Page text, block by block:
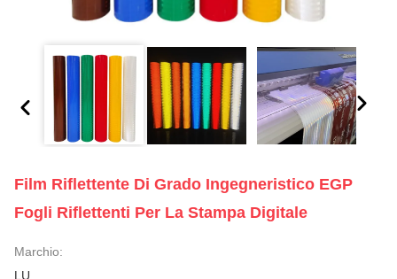
Film Riflettente Di Grado Ingegneristico EGP
Fogli Riflettenti Per La Stampa Digitale
Marchio:
LU